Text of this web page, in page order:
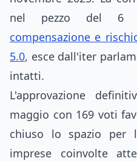
nel pezzo del 6
compensazione e
5.0, esce dall'iter
intatti.
L'approvazione
maggio con 169 voti
chiuso lo spazio per
imprese coinvolte